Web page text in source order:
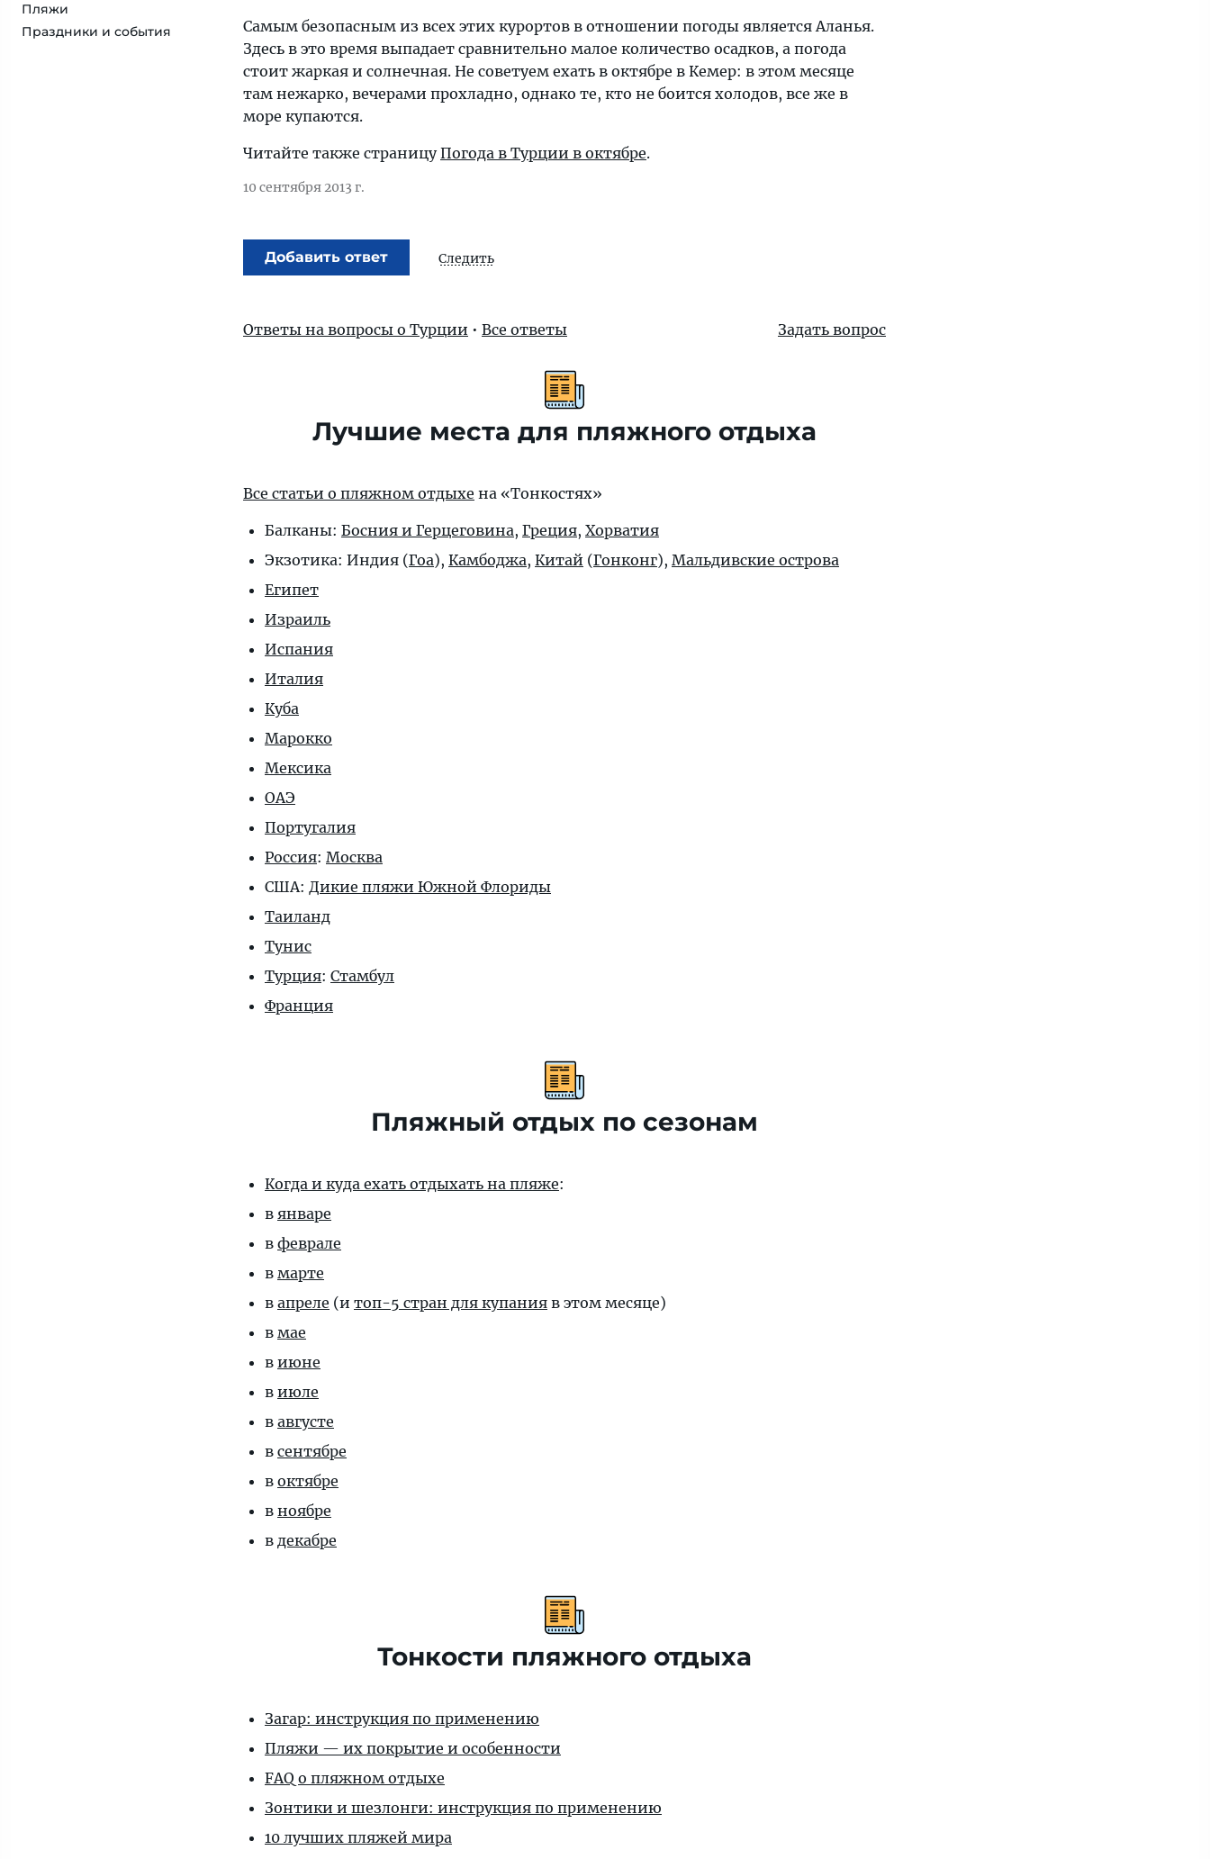
Пляжи
Праздники и события
Самым безопасным из всех этих курортов в отношении погоды является Аланья.
Здесь в это время выпадает сравнительно малое количество осадков, а погода
стоит жаркая и солнечная. Не советуем ехать в октябре в Кемер: в этом месяце
там нежарко, вечерами прохладно, однако те, кто не боится холодов, все же в
море купаются.
Читайте также страницуПогода в Турции в октябре.
10 сентября 2013 г.
Добавить ответ Следить
Ответы на вопросы о Турции • Все ответы Задать вопрос
Лучшие места для пляжного отдыха
Все статьи о пляжном отдыхе на «Тонкостях»
Балканы: Босния и Герцеговина, Греция, Хорватия
Экзотика: Индия (Гоа), Камбоджа, Китай (Гонконг), Мальдивские острова
Египет
Израиль
Испания
Италия
Куба
Марокко
Мексика
ОАЭ
Португалия
Россия: Москва
США: Дикие пляжи Южной Флориды
Таиланд
Тунис
Турция: Стамбул
Франция
Пляжный отдых по сезонам
Когда и куда ехать отдыхать на пляже:
в январе
в феврале
в марте
в апреле (и топ-5 стран для купания в этом месяце)
в мае
в июне
в июле
в августе
в сентябре
в октябре
в ноябре
в декабре
Тонкости пляжного отдыха
Загар: инструкция по применению
Пляжи — их покрытие и особенности
FAQ о пляжном отдыхе
Зонтики и шезлонги: инструкция по применению
10 лучших пляжей мира